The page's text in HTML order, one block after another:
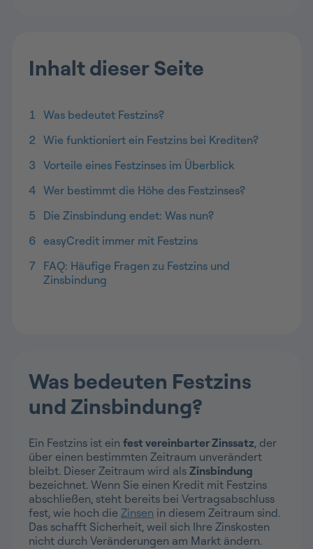
Inhalt dieser Seite
1 Was bedeutet Festzins?
2 Wie funktioniert ein Festzins bei Krediten?
3 Vorteile eines Festzinses im Überblick
4 Wer bestimmt die Höhe des Festzinses?
5
Die Zinsbindung endet: Was nun?
6 easyCredit immer mit Festzins
7
FAQ: Häufige Fragen zu Festzins und
Zinsbindung
Was bedeuten Festzins
und Zinsbindung?
Ein Festzins ist ein fest vereinbarter Zinssatz, der
über einen bestimmten Zeitraum unverändert
bleibt. Dieser Zeitraum wird als Zinsbindung
bezeichnet. Wenn Sie einen Kredit mit Festzins
abschließen, steht bereits bei Vertragsabschluss
fest, wie hoch die Zinsen in diesem Zeitraum sind.
Das schafft Sicherheit, weil sich Ihre Zinskosten
nicht durch Veränderungen am Markt ändern.